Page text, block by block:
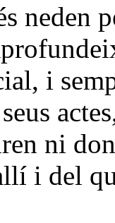
neden
i
ni
i del